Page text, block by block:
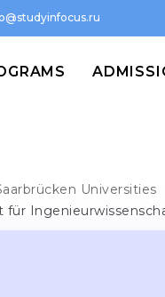
Universities
für